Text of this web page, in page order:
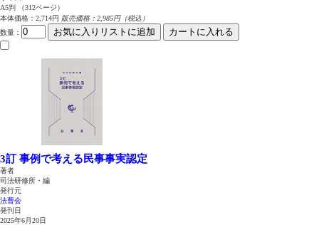
A5判 （312ページ）
本体価格：2,714円 販売価格：2,985円（税込）
数量 ： お気に入りリストに追加 カートに入れる
3訂 事例で考える民事事実認定
著者
司法研修所・編
発行元
法曹会
発刊日
2025年6月20日